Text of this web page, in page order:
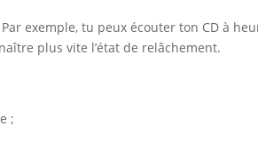
exemple, tu peux écouter ton CD à
plus vite l’état de relâchement.
;